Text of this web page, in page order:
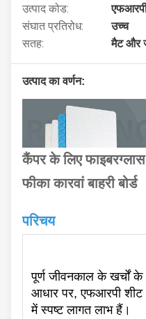
उत्पाद कोड:
संघात प्रतिरोध:
उच्च
सतह:
मैट और
उत्पाद का वर्णन:
कैंपर के लिए फाइबरग्लास
फीका कारवां बाहरी बोर्ड
परिचय
पूर्ण जीवनकाल के खर्चों के
आधार पर, एफआरपी शीट
में स्पष्ट लागत लाभ हैं।